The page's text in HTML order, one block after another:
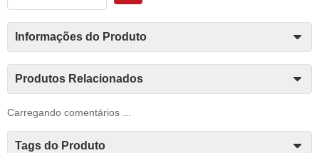
Informações do Produto
Produtos Relacionados
Carregando comentários ...
Tags do Produto